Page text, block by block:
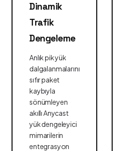
Dinamik
Trafik
Dengeleme
Anlık pik yük
dalgalanmalarını
sıfır paket
kaybıyla
sönümleyen
akıllı Anycast
yük dengeleyici
mimarilerin
entegrasyon